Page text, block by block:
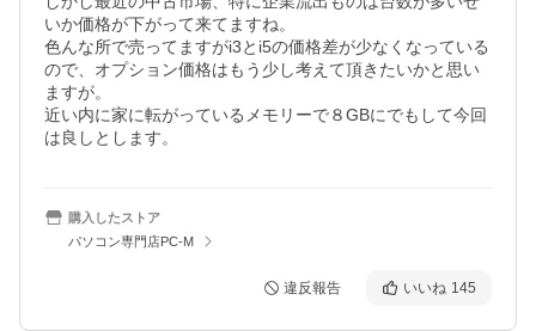
いか価格が下がって来てますね。
色んな所で売ってますがi3とi5の価格差が少なくなっている
ので、オプション価格はもう少し考えて頂きたいかと思い
ますが。
近い内に家に転がっているメモリーで８GBにでもして今回
は良しとします。
購入したストア
パソコン専門店PC-M
違反報告 いいね 145